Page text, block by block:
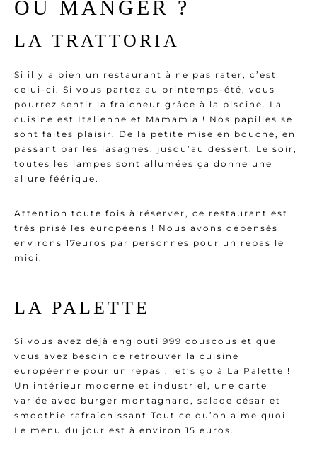
OÙ MANGER ?
LA TRATTORIA
Si il y a bien un restaurant à ne pas rater, c’est
celui-ci . Si vous partez au printemps-été, vous
pourrez sentir la fraicheur grâce à la piscine. La
cuisine est Italienne et Mamamia ! Nos papilles se
sont faites plaisir. De la petite mise en bouche, en
passant par les lasagnes, jusqu’au dessert. Le soir,
toutes les lampes sont allumées ça donne une
allure féérique.
Attention toute fois à réserver, ce restaurant est
très prisé les européens ! Nous avons dépensés
environs 17euros par personnes pour un repas le
midi.
LA PALETTE
Si vous avez déjà englouti 999 couscous et que
vous avez besoin de retrouver la cuisine
européenne pour un repas : let’s go à La Palette !
Un intérieur moderne et industriel, une carte
variée avec burger montagnard, salade césar et
smoothie rafraîchissant Tout ce qu’on aime quoi!
Le menu du jour est à environ 15 euros.